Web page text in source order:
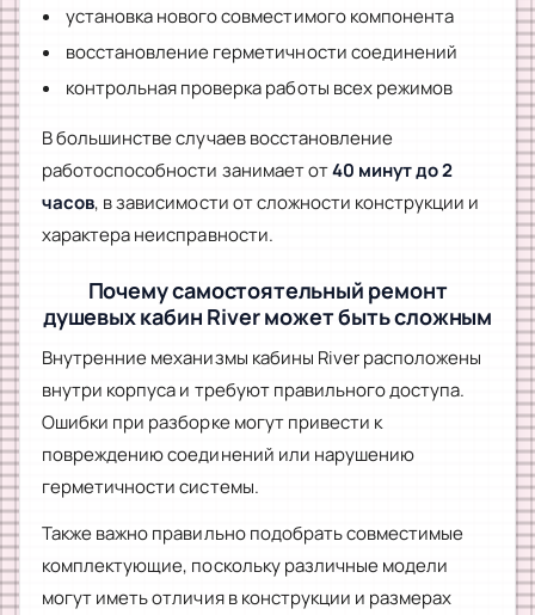
установка нового совместимого компонента
восстановление герметичности соединений
контрольная проверка работы всех режимов
В большинстве случаев восстановление
работоспособности занимает от40 минут до 2
часов, в зависимости от сложности конструкции и
характера неисправности.
Почему самостоятельный ремонт
душевых кабин River может быть сложным
Внутренние механизмы кабины River расположены
внутри корпуса и требуют правильного доступа.
Ошибки при разборке могут привести к
повреждению соединений или нарушению
герметичности системы.
Также важно правильно подобрать совместимые
комплектующие, поскольку различные модели
могут иметь отличия в конструкции и размерах